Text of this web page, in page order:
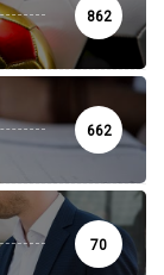
862
662
70